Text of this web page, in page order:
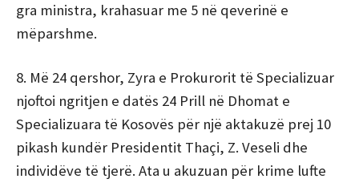
gra ministra, krahasuar me 5 në qeverinë e
mëparshme.
8. Më 24 qershor, Zyra e Prokurorit të Specializuar
njoftoi ngritjen e datës 24 Prill në Dhomat e
Specializuara të Kosovës për një aktakuzë prej 10
pikash kundër Presidentit Thaçi, Z. Veseli dhe
individëve të tjerë. Ata u akuzuan për krime lufte